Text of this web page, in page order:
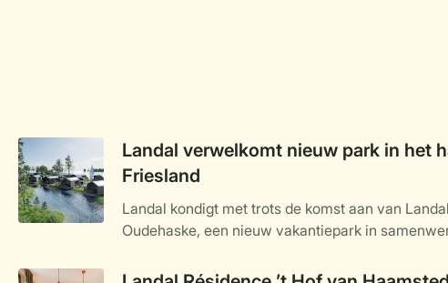
Landal verwelkomt nieuw park in het
Friesland
Landal kondigt met trots de komst aan van
Oudehaske, een nieuw vakantiepark in
ligt in het hart van Friesland en staat volledig in